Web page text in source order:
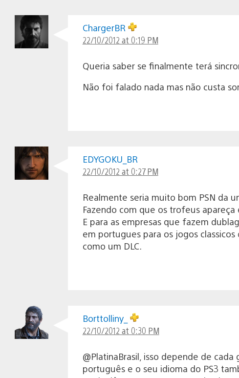
ChargerBR
22/10/2012 at 0:19 PM
Queria saber se finalmente terá
Não foi falado nada mas não custa
EDYGOKU_BR
22/10/2012 at 0:27 PM
Realmente seria muito bom PSN da
Fazendo com que os trofeus apareça
E para as empresas que fazem
em portugues para os jogos
como um DLC.
Borttolliny_
22/10/2012 at 0:30 PM
@PlatinaBrasil, isso depende de
português e o seu idioma do PS3